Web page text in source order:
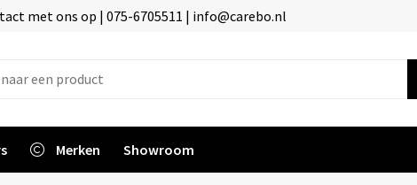
met ons op | 075-6705511 | info@carebo.nl
Merken Showroom